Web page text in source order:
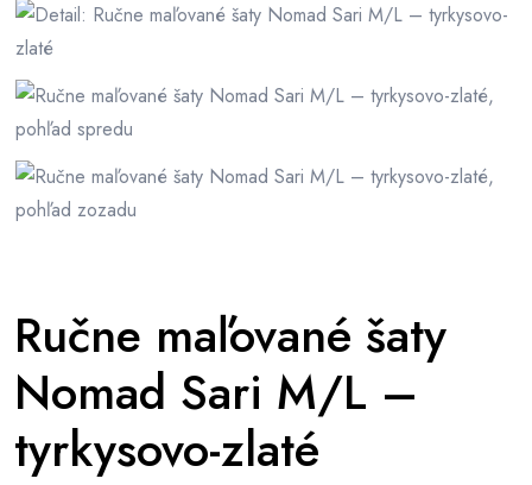
Ručne maľované šaty
Nomad Sari M/L –
tyrkysovo-zlaté